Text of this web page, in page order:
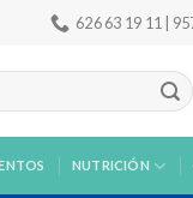
626 63 19 11 |
NUTRICIÓN